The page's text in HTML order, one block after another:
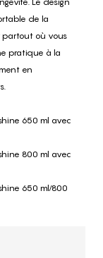
de la
partout où vous
pratique à la
en
650 ml avec
800 ml avec
650 ml/800